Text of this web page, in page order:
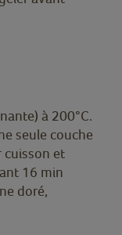
à 200°C.
seule couche
cuisson et
16 min
doré,